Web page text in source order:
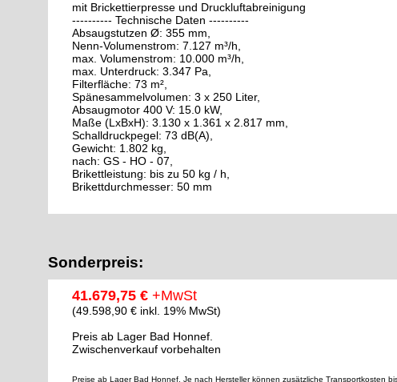
mit Brickettierpresse und Druckluftabreinigung
---------- Technische Daten ----------
Absaugstutzen Ø: 355 mm,
Nenn-Volumenstrom: 7.127 m³/h,
max. Volumenstrom: 10.000 m³/h,
max. Unterdruck: 3.347 Pa,
Filterfläche: 73 m²,
Spänesammelvolumen: 3 x 250 Liter,
Absaugmotor 400 V: 15.0 kW,
Maße (LxBxH): 3.130 x 1.361 x 2.817 mm,
Schalldruckpegel: 73 dB(A),
Gewicht: 1.802 kg,
nach: GS - HO - 07,
Brikettleistung: bis zu 50 kg / h,
Brikettdurchmesser: 50 mm
Sonderpreis:
41.679,75 € +MwSt
(49.598,90 € inkl. 19% MwSt)
Preis ab Lager Bad Honnef.
Zwischenverkauf vorbehalten
Preise ab Lager Bad Honnef. Je nach Hersteller können zusätzliche Transportkosten